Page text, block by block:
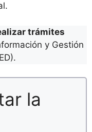
trámites
y Gestión
la